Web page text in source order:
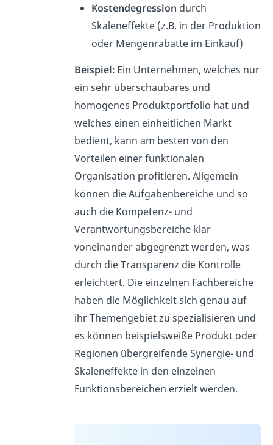
Kostendegression durch
Skaleneffekte (z.B. in der Produktion
oder Mengenrabatte im Einkauf)
Beispiel:Ein Unternehmen, welches nur
ein sehr überschaubares und
homogenes Produktportfolio hat und
welches einen einheitlichen Markt
bedient, kann am besten von den
Vorteilen einer funktionalen
Organisation profitieren. Allgemein
können die Aufgabenbereiche und so
auch die Kompetenz- und
Verantwortungsbereiche klar
voneinander abgegrenzt werden, was
durch die Transparenz die Kontrolle
erleichtert. Die einzelnen Fachbereiche
haben die Möglichkeit sich genau auf
ihr Themengebiet zu spezialisieren und
es können beispielsweiße Produkt oder
Regionen übergreifende Synergie- und
Skaleneffekte in den einzelnen
Funktionsbereichen erzielt werden.